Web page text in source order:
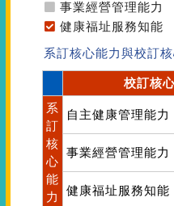
事業經營管理能力
健康福址服務知能
系訂核心能力與校訂
校訂核
系
訂
核
心
能
力
自主健康管理能力
事業經營管理能力
健康福址服務知能